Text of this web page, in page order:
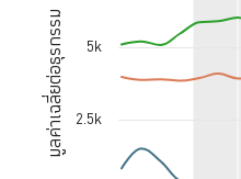
Line chart with 3 lines.
The chart has 1 X axis
The chart has 1 Y axis
มูลค่าเฉลี่ยต่อธุรกรรม 2.5k
5k